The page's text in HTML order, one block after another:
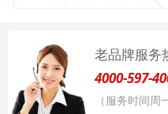
老品牌服务
4000-597-
（服务时间周